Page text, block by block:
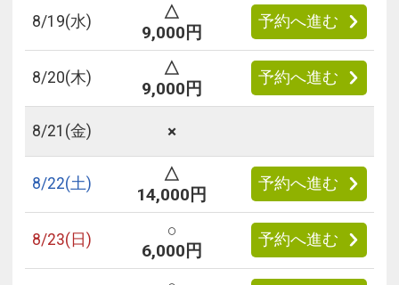
8/19(水)
△
9,000円
予約へ進む
8/20(木)
△
9,000円
予約へ進む
8/21 (金) ×
8/22(土)
△
14,000円
予約へ進む
8/23(日)
○
6,000円
予約へ進む